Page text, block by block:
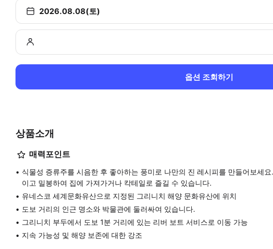
2026.08.08(토)
옵션 조회하기
상품소개
매력포인트
식물성 증류주를 시음한 후 좋아하는 풍미로 나만의 진 레시피를 만들어보세
이고 밀봉하여 집에 가져가거나 칵테일로 즐길 수 있습니다.
유네스코 세계문화유산으로 지정된 그리니치 해양 문화유산에 위치
도보 거리의 인근 명소와 박물관에 둘러싸여 있습니다.
그리니치 부두에서 도보 1분 거리에 있는 리버 보트 서비스로 이동 가능
지속 가능성 및 해양 보존에 대한 강조